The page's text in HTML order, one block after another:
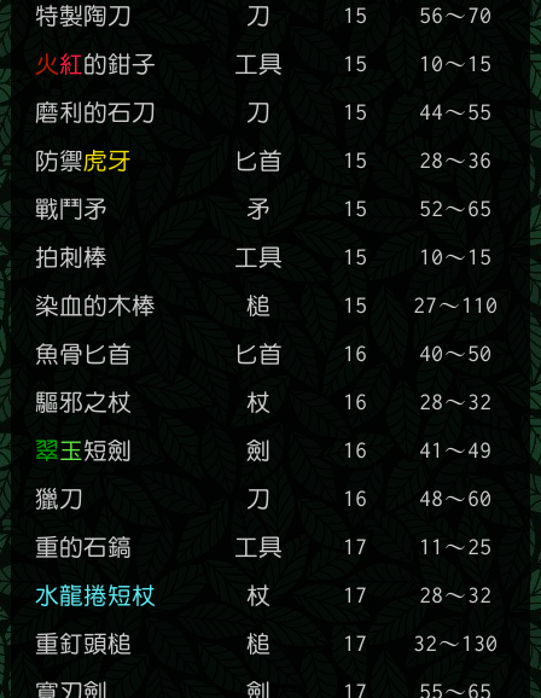
特製陶刀
刀 15
56～70
火紅的鉗子 工具 15
10～15
磨利的石刀
刀 15
44～55
防禦虎牙 匕首 15
28～36
戰鬥矛
矛 15
52～65
拍刺棒
工具 15
10～15
染血的木棒
槌 15
27～110
魚骨匕首
匕首 16
40～50
驅邪之杖
杖 16
28～32
翠玉短劍 劍 16
41～49
獵刀
刀 16
48～60
重的石鎬
工具 17
11～25
水龍捲短杖
杖 17
28～32
重釘頭槌
槌 17
32～130
寬刃劍
劍 17
55～65